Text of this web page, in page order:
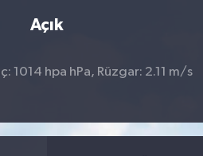
Açık
1014 hpa hPa, Rüzgar: 2.11 m/s